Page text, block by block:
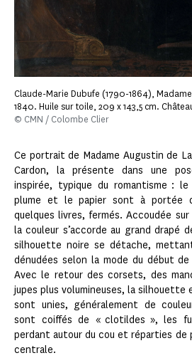
Claude-Marie Dubufe (1790-1864),
1840. Huile sur toile, 209 x 143,5 cm.
© CMN / Colombe Clier
Ce portrait de Madame Augustin de
Cardon, la présente dans une
inspirée, typique du romantisme :
plume et le papier sont à portée
quelques livres, fermés. Accoudée
la couleur s’accorde au grand drapé
silhouette noire se détache,
dénudées selon la mode du début
Avec le retour des corsets, des
jupes plus volumineuses, la
sont unies, généralement de
sont coiffés de « clotildes », les
perdant autour du cou et réparties de
centrale.